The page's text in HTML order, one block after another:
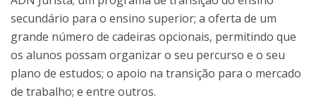
secundário para o ensino superior; a oferta de um
grande número de cadeiras opcionais, permitindo que
os alunos possam organizar o seu percurso e o seu
plano de estudos; o apoio na transição para o mercado
de trabalho; e entre outros.